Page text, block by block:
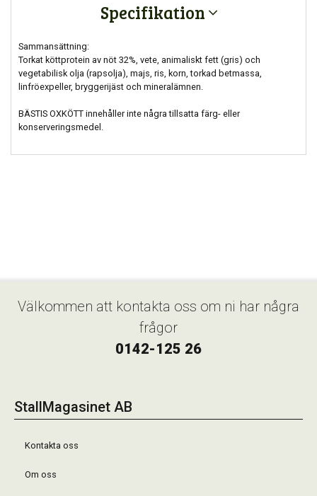
Specifikation
Sammansättning:
Torkat köttprotein av nöt 32%, vete, animaliskt fett (gris) och
vegetabilisk olja (rapsolja), majs, ris, korn, torkad betmassa,
linfröexpeller, bryggerijäst och mineralämnen.
BÄSTIS OXKÖTT innehåller inte några tillsatta färg- eller
konserveringsmedel.
Välkommen att kontakta oss om ni har några
frågor
0142-125 26
StallMagasinet AB
Kontakta oss
Om oss